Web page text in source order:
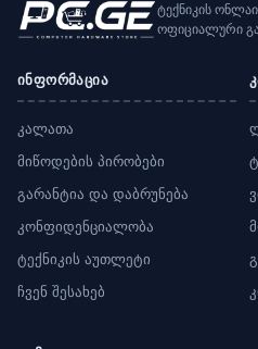
ტექნიკის
ოფიციალური
ინფორმაცია
კალათა
მიწოდების პირობები
გარანტია და დაბრუნება
კონფიდენციალობა
ტექნიკის აუთლეტი
ჩვენ შესახებ